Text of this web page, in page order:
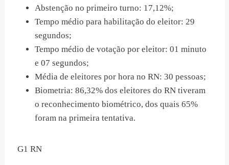
Abstenção no primeiro turno: 17,12%;
Tempo médio para habilitação do eleitor: 29
segundos;
Tempo médio de votação por eleitor: 01 minuto
e 07 segundos;
Média de eleitores por hora no RN: 30 pessoas;
Biometria: 86,32% dos eleitores do RN tiveram
o reconhecimento biométrico, dos quais 65%
foram na primeira tentativa.
G1 RN